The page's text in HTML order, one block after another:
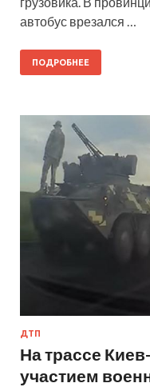
автобус врезался …
ПОДРОБНЕЕ
ДТП
На трассе
участием